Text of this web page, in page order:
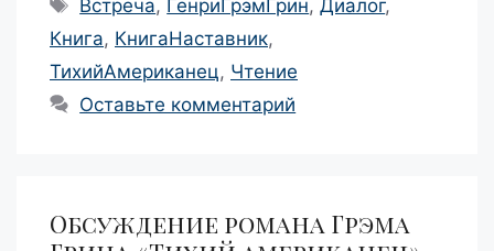
Встреча, ГенриГрэмГрин,Диалог,
Книга, КнигаНаставник,
ТихийАмериканец, Чтение
Оставьте комментарий
Обсуждение романа Грэма